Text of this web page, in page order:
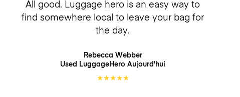
All good. Luggage hero is an easy way to
find somewhere local to leave your bag for
the day.
Rebecca Webber
Used LuggageHero Aujourd'hui
★★★★★